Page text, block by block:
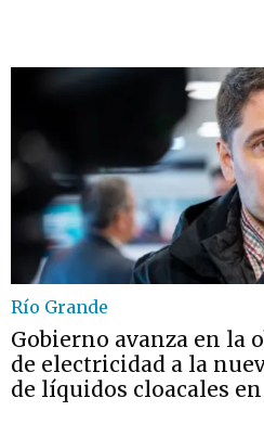
Río Grande
Gobierno avanza en la
de electricidad a la
de líquidos cloacales